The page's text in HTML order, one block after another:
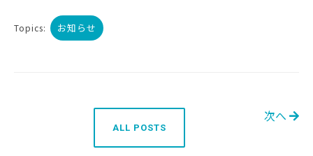
Topics: お知らせ
ALL POSTS
次へ